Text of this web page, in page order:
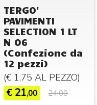
TERGO'
PAVIMENTI
SELECTION 1 LT
N 06
(Confezione da
12 pezzi)
(€ 1,75 AL PEZZO)
€ 21,00 24,00